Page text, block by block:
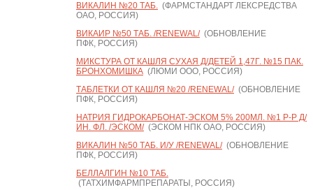
ВИКАЛИН №20 ТАБ.(ФАРМСТАНДАРТ ЛЕКСРЕДСТВА
ОАО, РОССИЯ)
ВИКАИР №50 ТАБ. /RENEWAL/(ОБНОВЛЕНИЕ
ПФК, РОССИЯ)
МИКСТУРА ОТ КАШЛЯ СУХАЯ Д/ДЕТЕЙ 1,47Г. №15 ПАК.
БРОНХОМИШКА(ЛЮМИ ООО, РОССИЯ)
ТАБЛЕТКИ ОТ КАШЛЯ №20 /RENEWAL/(ОБНОВЛЕНИЕ
ПФК, РОССИЯ)
НАТРИЯ ГИДРОКАРБОНАТ-ЭСКОМ 5% 200МЛ. №1 Р-Р Д/
ИН. ФЛ. /ЭСКОМ/(ЭСКОМ НПК ОАО, РОССИЯ)
ВИКАЛИН №50 ТАБ. И/У /RENEWAL/(ОБНОВЛЕНИЕ
ПФК, РОССИЯ)
БЕЛЛАЛГИН №10 ТАБ.
(ТАТХИМФАРМПРЕПАРАТЫ, РОССИЯ)